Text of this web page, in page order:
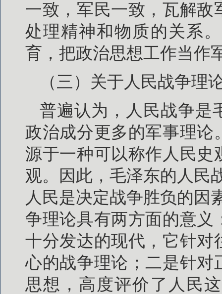
一致，军民一致，瓦解
处理精神和物质的关系
育，把政治思想工作当作
（三）关于人民战争理
普遍认为，人民战争是
政治成分更多的军事理
源于一种可以称作人民
观。因此，毛泽东的人民
人民是决定战争胜负的因
争理论具有两方面的意
十分发达的现代，它针对
心的战争理论；二是针对
思想，高度评价了人民